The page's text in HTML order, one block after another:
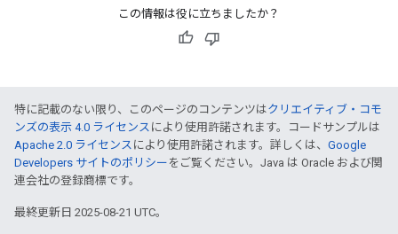
この情報は役に立ちましたか？
特に記載のない限り、このページのコンテンツはクリエイティブ・コモ
ンズの表示 4.0 ライセンス により使用許諾されます。コードサンプルは
Apache 2.0 ライセンス により使用許諾されます。詳しくは、 Google
Developers サイトのポリシー をご覧ください。Java は Oracle および関
連会社の登録商標です。
最終更新日 2025-08-21 UTC。